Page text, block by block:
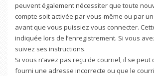
peuvent également nécessiter que toute
compte soit activée par vous-même ou par
avant que vous puissiez vous connecter.
indiquée lors de l’enregistrement. Si vous
suivez ses instructions.
Si vous n’avez pas reçu de courriel, il se peut
fourni une adresse incorrecte ou que le